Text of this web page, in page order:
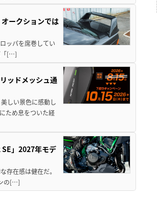
ークションでは
ッパを席巻してい
「[…]
ッドメッシュ通
しい景色に感動し
ため息をついた経
」2027年モデ
存在感は健在だ。
の[…]